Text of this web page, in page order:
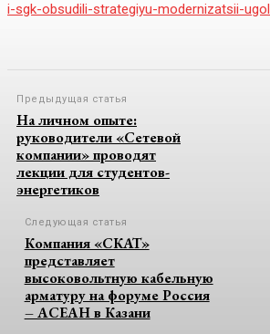
i-sgk-obsudili-strategiyu-modernizatsii-
Предыдущая статья
На личном опыте:
руководители «Сетевой
компании» проводят
лекции для студентов-
энергетиков
Следующая статья
Компания «СКАТ»
представляет
высоковольтную кабельную
арматуру на форуме Россия
– АСЕАН в Казани